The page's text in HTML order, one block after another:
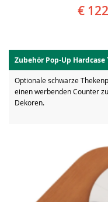
€
Zubehör Pop-Up
Optionale schwarze
einen werbenden Counter
Dekoren.